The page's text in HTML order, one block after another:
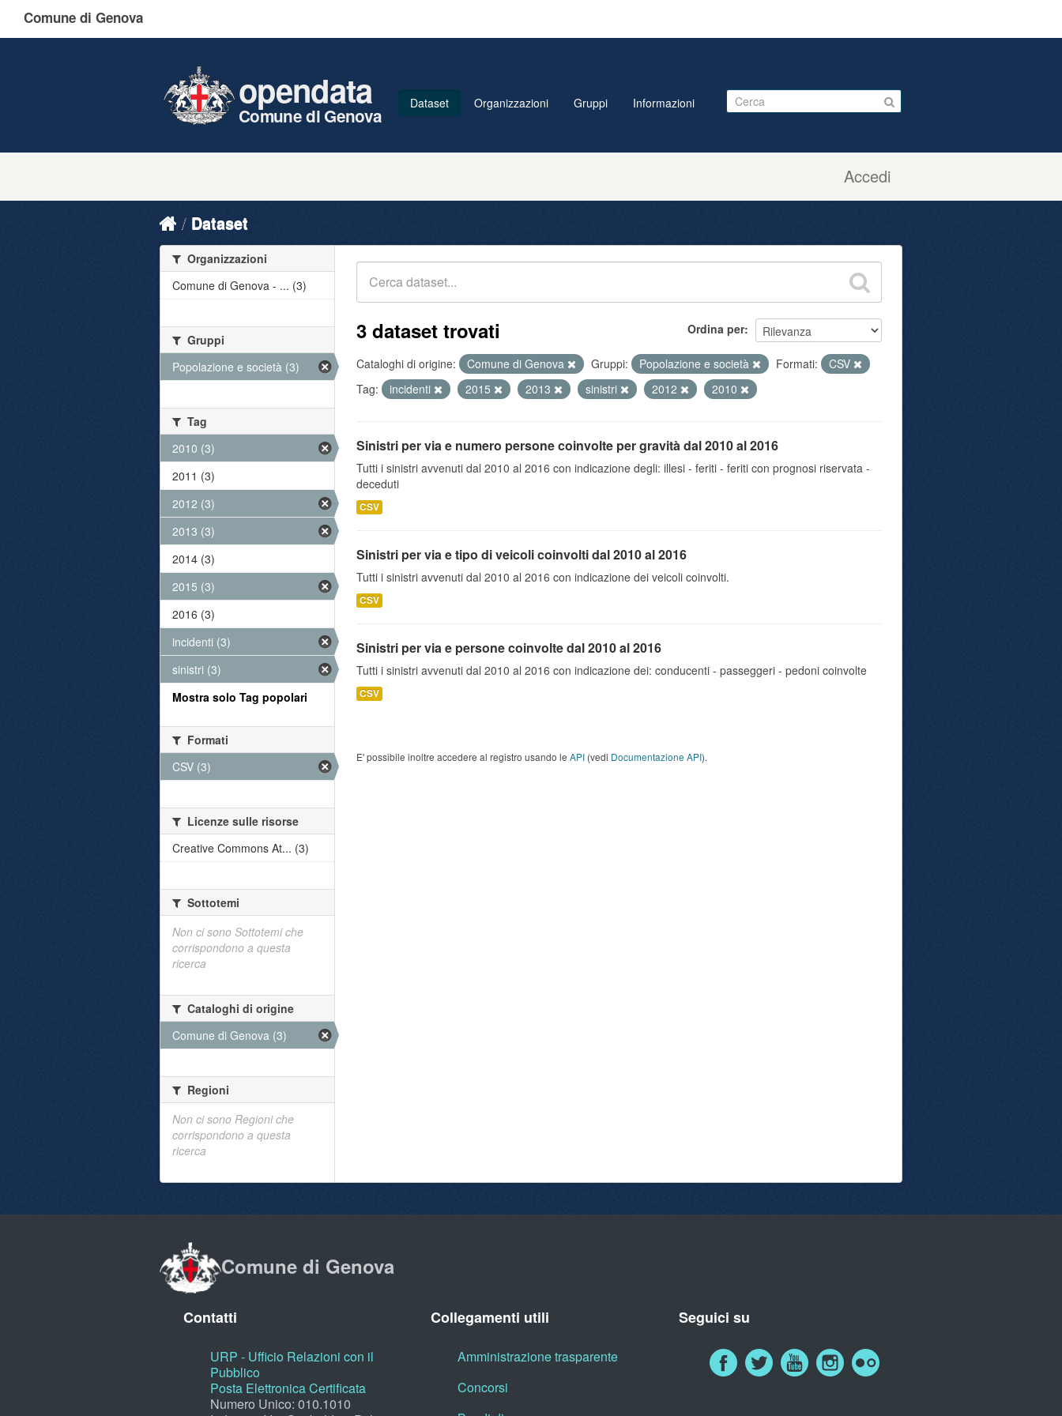
Comune di Genova
Accedi
opendata
Comune di Genova
Dataset Organizzazioni Gruppi Informazioni
Dataset
Ordina per
3 dataset trovati
Cataloghi di origine: Comune di Genova Gruppi: Popolazione e società Formati:
CSV
Tag:
incidenti 2015 2013 sinistri 2012 2010
Sinistri per via e numero persone coinvolte per gravità dal 2010 al 2016
Tutti i sinistri avvenuti dal 2010 al 2016 con indicazione degli: illesi - feriti - feriti con prognosi riservata -
deceduti
CSV
Sinistri per via e tipo di veicoli coinvolti dal 2010 al 2016
Tutti i sinistri avvenuti dal 2010 al 2016 con indicazione dei veicoli coinvolti.
CSV
Sinistri per via e persone coinvolte dal 2010 al 2016
Tutti i sinistri avvenuti dal 2010 al 2016 con indicazione dei: conducenti - passeggeri - pedoni coinvolte
CSV
E' possibile inoltre accedere al registro usando le API (vedi Documentazione API).
Organizzazioni
Comune di Genova - ... (3)
Gruppi
Popolazione e società (3)
Tag
2010 (3)
2011 (3)
2012 (3)
2013 (3)
2014 (3)
2015 (3)
2016 (3)
incidenti (3)
sinistri (3)
Mostra solo Tag popolari
Formati
CSV (3)
Licenze sulle risorse
Creative Commons At... (3)
Sottotemi
Non ci sono Sottotemi che
corrispondono a questa
ricerca
Cataloghi di origine
Comune di Genova (3)
Regioni
Non ci sono Regioni che
corrispondono a questa
ricerca
Comune di Genova
Contatti
URP - Ufficio Relazioni con il
Pubblico
Posta Elettronica Certificata
Numero Unico: 010.1010
Collegamenti utili
Amministrazione trasparente
Concorsi
Seguici su